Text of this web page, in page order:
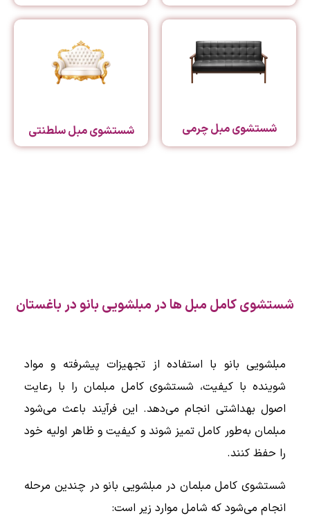
شستشوی مبل چرمی شستشوی مبل سلطنتی
شستشوی کامل مبل ها در مبلشویی بانو در باغستان
مبلشویی بانو با استفاده از تجهیزات پیشرفته و مواد
شوینده با کیفیت، شستشوی کامل مبلمان را با رعایت
اصول بهداشتی انجام می‌دهد. این فرآیند باعث می‌شود
مبلمان به‌طور کامل تمیز شوند و کیفیت و ظاهر اولیه خود
را حفظ کنند.
شستشوی کامل مبلمان در مبلشویی بانو در چندین مرحله
انجام می‌شود که شامل موارد زیر است: